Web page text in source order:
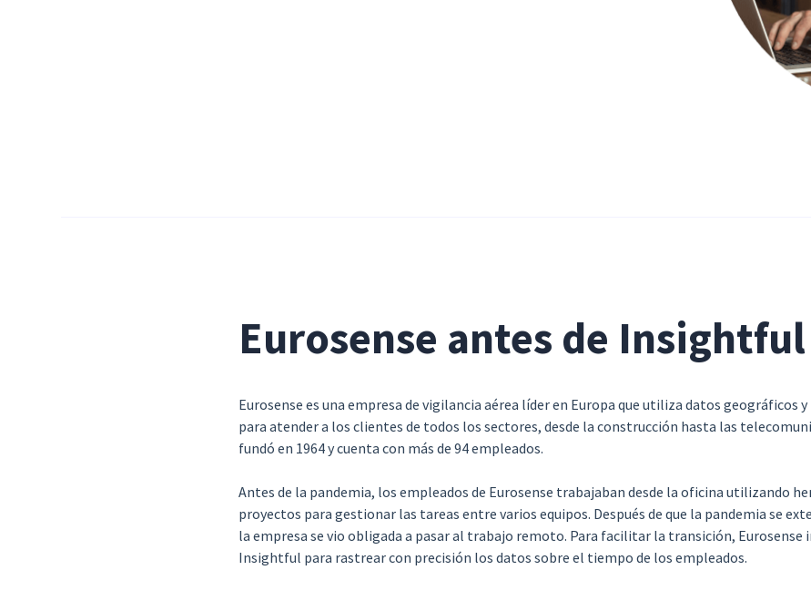
Eurosense antes de Insightful
Eurosense es una empresa de vigilancia aérea líder en Europa que utiliza datos geográficos
para atender a los clientes de todos los sectores, desde la construcción hasta las
fundó en 1964 y cuenta con más de 94 empleados.
Antes de la pandemia, los empleados de Eurosense trabajaban desde la oficina utilizando
proyectos para gestionar las tareas entre varios equipos. Después de que la pandemia se
la empresa se vio obligada a pasar al trabajo remoto. Para facilitar la transición, Eurosense
Insightful para rastrear con precisión los datos sobre el tiempo de los empleados.